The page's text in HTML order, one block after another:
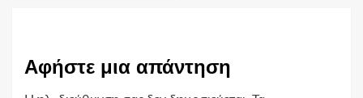
Αφήστε μια απάντηση